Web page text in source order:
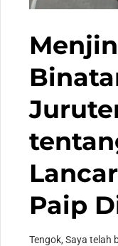
Paip
Tengok, Saya telah